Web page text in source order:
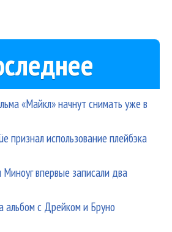
«Майкл» начнут снимать уже в
признал использование плейбэка
впервые записали два
альбом с Дрейком и Бруно